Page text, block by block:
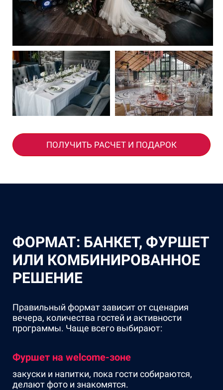
ПОЛУЧИТЬ РАСЧЕТ И ПОДАРОК
ФОРМАТ: БАНКЕТ, ФУРШЕТ
ИЛИ КОМБИНИРОВАННОЕ
РЕШЕНИЕ
Правильный формат зависит от сценария
вечера, количества гостей и активности
программы. Чаще всего выбирают:
Фуршет на welcome-зоне
закуски и напитки, пока гости собираются,
делают фото и знакомятся.